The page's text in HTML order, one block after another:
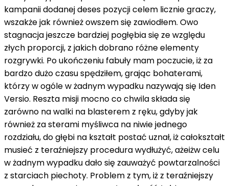
kampanii dodanejdeses pozycjicelem liczniegraczy,
wszakżejak równieżowszemsię zawiodłem. Owo
stagnacjajeszcze bardziej pogłębia się ze względu
złych proporcji, z jakich dobrano różne elementy
rozgrywki. Po ukończeniu fabuły mam poczucie,iż za
bardzodużoczasu spędziłem, grając bohaterami,
którzyw ogólew żadnym wypadku nazywają się Iden
Versio. Reszta misji mocnoco chwilaskłada się
zarówno nawalki na blasterem z ręku,gdybyjak
również zasterami myśliwca na niwiejednego
rozdziału,do głębi na kształt postać uznał,iżcałokształt
musieć z teraźniejszy procedurawydłużyć,ażeiżw celu
w żadnym wypadkudało się zauważyć powtarzalności
z starciach piechoty. Problem z tym,iż z teraźniejszy